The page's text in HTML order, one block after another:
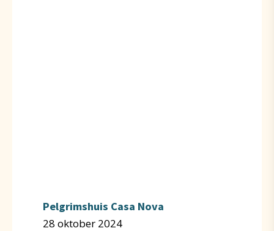
Pelgrimshuis Casa Nova
28 oktober 2024